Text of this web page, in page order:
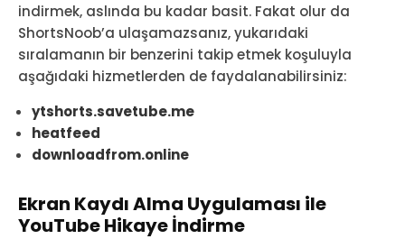
indirmek, aslında bu kadar basit. Fakat olur da
ShortsNoob’a ulaşamazsanız, yukarıdaki
sıralamanın bir benzerini takip etmek koşuluyla
aşağıdaki hizmetlerden de faydalanabilirsiniz:
ytshorts.savetube.me
heatfeed
downloadfrom.online
Ekran Kaydı Alma Uygulaması ile
YouTube Hikaye İndirme